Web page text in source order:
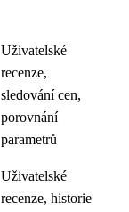
Uživatelské
recenze,
sledování cen,
porovnání
parametrů
Uživatelské
recenze, historie